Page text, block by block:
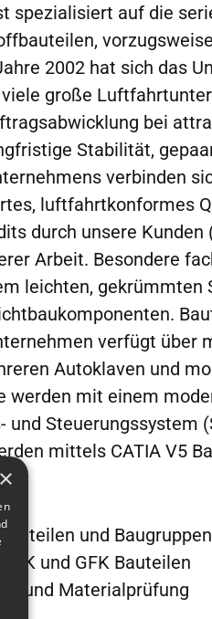
spezialisiert auf die
2002 hat sich das
große
bei
Stabilität,
verbinden
luftfahrtkonformes
durch unsere Kunden
Arbeit. Besondere
leichten, gekrümmten
verfügt über
Autoklaven und
werden mit einem
und Steuerungssystem
mittels CATIA V5
und
und GFK Bauteilen
und Materialprüfung
×